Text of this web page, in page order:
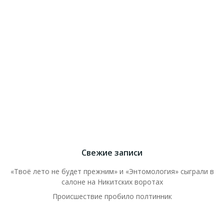
Свежие записи
«Твоё лето не будет прежним» и «Энтомология» сыграли в
салоне на Никитских воротах
Происшествие пробило полтинник